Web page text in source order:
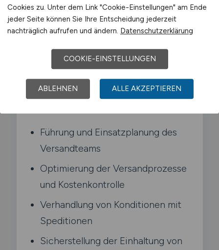
Unternehmens und führst ein Team von
Versandmitarbeitern. Du optimierst
Logistikdienstleistern und stellst die
pünktliche Auslieferung sicher.
Typische Aufgaben in Wiesloch
Führung und Einsatzplanung des
Versandteams
Optimierung der Versandprozesse
und Kostenkontrolle
Verhandlung von Konditionen mit
Speditionen
Sicherstellung der Einhaltung von
Cookies zu. Unter dem Link "Cookie-Einstellungen" am Ende
jeder Seite können Sie Ihre Entscheidung jederzeit
nachträglich aufrufen und ändern. Datenschutzerklärung
COOKIE-EINSTELLUNGEN
ABLEHNEN ALLE AKZEPTIEREN